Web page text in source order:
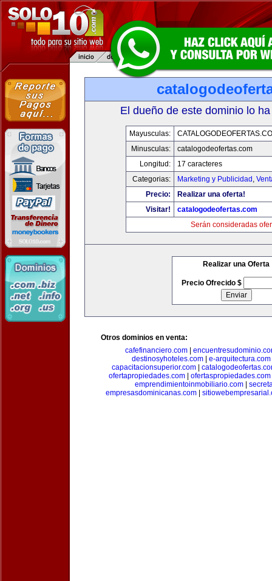
El dueño de este dominio lo
Mayusculas:
Minusculas:
catalogodeofertas.com
Longitud:
17 caracteres
Categorias:
Marketing y Publicidad ,
Precio:
Realizar una oferta!
Visitar!
catalogodeofertas.com
Serán consideradas
Realizar una Oferta
Precio Ofrecido $
Otros dominios en venta:
cafefinanciero.com
destinosyhoteles.com
e-arquitectura.com
capacitacionsuperior.com
ofertapropiedades.com
ofertaspropiedades.com
emprendimientoinmobiliario.com|
empresasdominicanas.com|